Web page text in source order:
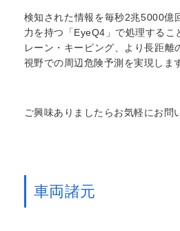
検知された情報を毎秒2兆5000億
力を持つ「EyeQ4」で処理するこ
レーン・キーピング、より長距離
視野での周辺危険予測を実現しま
ご興味ありましたらお気軽にお問
車両諸元